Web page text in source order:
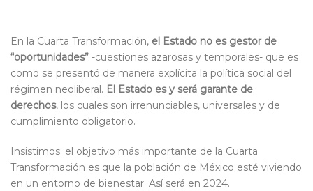
En la Cuarta Transformación, el Estado no es gestor de
“oportunidades” -cuestiones azarosas y temporales- que es
como se presentó de manera explícita la política social del
régimen neoliberal. El Estado es y será garante de
derechos, los cuales son irrenunciables, universales y de
cumplimiento obligatorio.
Insistimos: el objetivo más importante de la Cuarta
Transformación es que la población de México esté viviendo
en un entorno de bienestar. Así será en 2024.